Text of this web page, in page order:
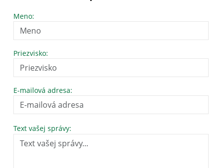
Meno:
Priezvisko:
E-mailová adresa:
Text vašej správy: